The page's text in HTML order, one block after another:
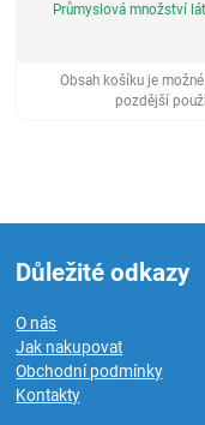
Průmyslová množství
Obsah košíku je
pozdější
Důležité odkazy
O nás
Jak nakupovat
Obchodní podmínky
Kontakty